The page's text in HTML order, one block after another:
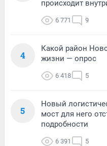
происходит
6 771 9
4
Какой район
жизни — опрос
6 418 5
5
Новый
мост для него
подробности
6 391 5